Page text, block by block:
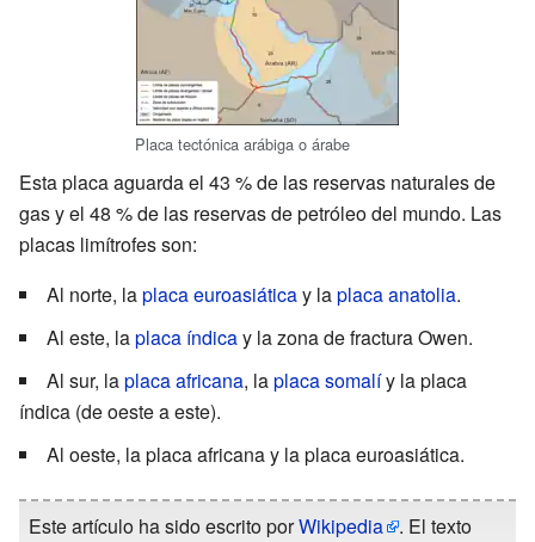
Placa tectónica arábiga o árabe
Esta placa aguarda el 43 % de las reservas naturales de
gas y el 48 % de las reservas de petróleo del mundo. Las
placas limítrofes son:
Al norte, laplaca euroasiáticay laplaca anatolia.
Al este, laplaca índicay la zona de fractura Owen.
Al sur, laplaca africana, laplaca somalíy la placa
índica (de oeste a este).
Al oeste, la placa africana y la placa euroasiática.
Este artículo ha sido escrito porWikipedia . El texto